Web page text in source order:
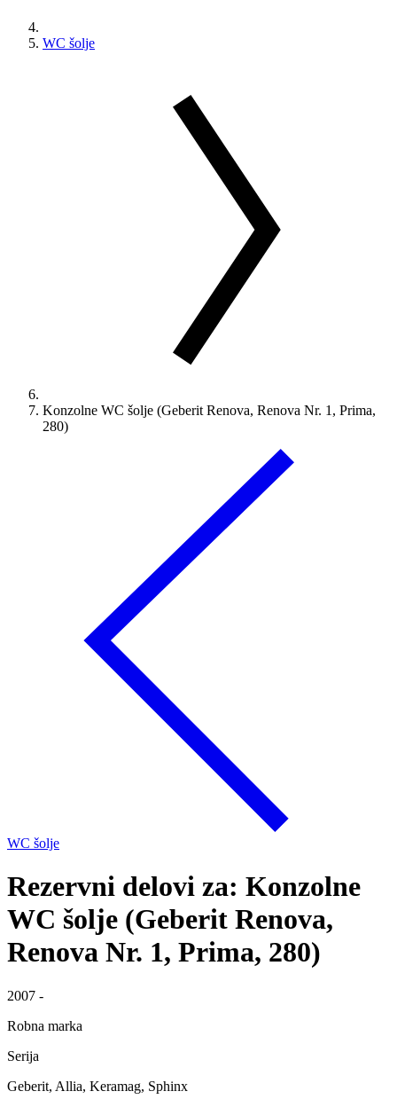
WC šolje
Konzolne WC šolje (Geberit Renova, Renova Nr. 1, Prima,
280)
WC šolje
Rezervni delovi za: Konzolne
WC šolje (Geberit Renova,
Renova Nr. 1, Prima, 280)
2007 -
Robna marka
Serija
Geberit, Allia, Keramag, Sphinx